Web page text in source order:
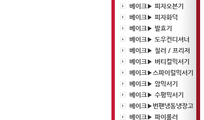
베이크▶ 피자오븐기
베이크▶ 피자화덕
베이크▶ 발효기
베이크▶ 도우컨디셔너
베이크▶ 칠러 / 프리저
베이크▶ 버티컬믹서기
베이크▶스파이럴믹서기
베이크▶ 암믹서기
베이크▶ 수평믹서기
베이크▶번팬냉동냉장고
베이크▶ 파이롤러